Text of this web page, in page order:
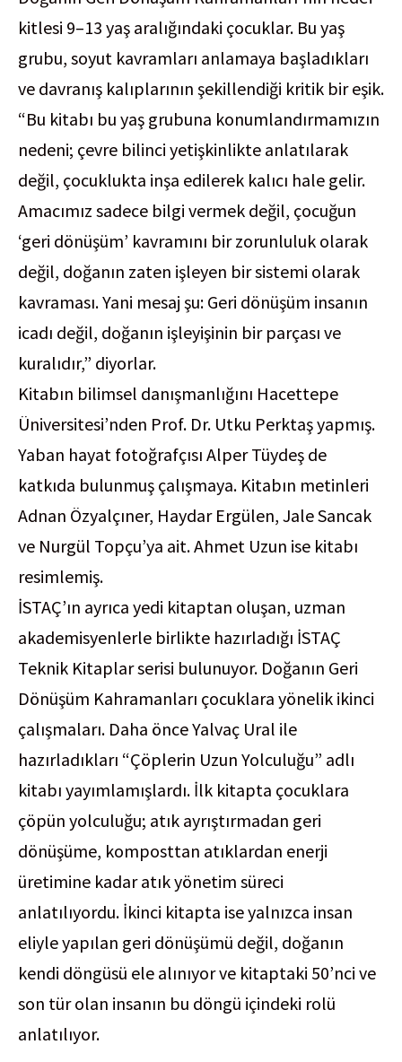
kitlesi 9–13 yaş aralığındaki çocuklar. Bu yaş
grubu, soyut kavramları anlamaya başladıkları
ve davranış kalıplarının şekillendiği kritik bir eşik.
“Bu kitabı bu yaş grubuna konumlandırmamızın
nedeni; çevre bilinci yetişkinlikte anlatılarak
değil, çocuklukta inşa edilerek kalıcı hale gelir.
Amacımız sadece bilgi vermek değil, çocuğun
‘geri dönüşüm’ kavramını bir zorunluluk olarak
değil, doğanın zaten işleyen bir sistemi olarak
kavraması. Yani mesaj şu: Geri dönüşüm insanın
icadı değil, doğanın işleyişinin bir parçası ve
kuralıdır,” diyorlar.
Kitabın bilimsel danışmanlığını Hacettepe
Üniversitesi’nden Prof. Dr. Utku Perktaş yapmış.
Yaban hayat fotoğrafçısı Alper Tüydeş de
katkıda bulunmuş çalışmaya. Kitabın metinleri
Adnan Özyalçıner, Haydar Ergülen, Jale Sancak
ve Nurgül Topçu’ya ait. Ahmet Uzun ise kitabı
resimlemiş.
İSTAÇ’ın ayrıca yedi kitaptan oluşan, uzman
akademisyenlerle birlikte hazırladığı İSTAÇ
Teknik Kitaplar serisi bulunuyor. Doğanın Geri
Dönüşüm Kahramanları çocuklara yönelik ikinci
çalışmaları. Daha önce Yalvaç Ural ile
hazırladıkları “Çöplerin Uzun Yolculuğu” adlı
kitabı yayımlamışlardı. İlk kitapta çocuklara
çöpün yolculuğu; atık ayrıştırmadan geri
dönüşüme, komposttan atıklardan enerji
üretimine kadar atık yönetim süreci
anlatılıyordu. İkinci kitapta ise yalnızca insan
eliyle yapılan geri dönüşümü değil, doğanın
kendi döngüsü ele alınıyor ve kitaptaki 50’nci ve
son tür olan insanın bu döngü içindeki rolü
anlatılıyor.